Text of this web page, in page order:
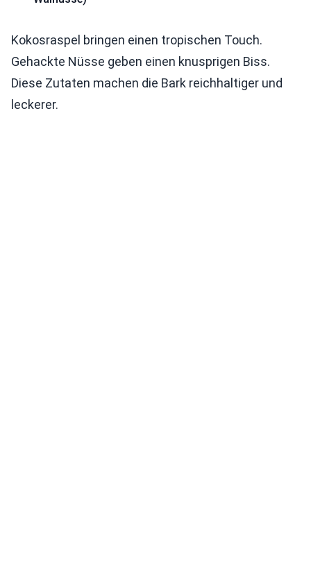
Kokosraspel bringen einen tropischen Touch.
Gehackte Nüsse geben einen knusprigen Biss.
Diese Zutaten machen die Bark reichhaltiger und
leckerer.